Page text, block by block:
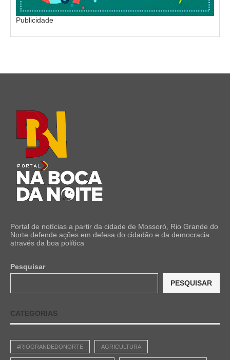
Publicidade
Portal de notícias a partir da cidade de Mossoró, Rio Grande do
Norte defende ações em defesa do cidadão e da democracia
através da boa política
Pesquisar
PESQUISAR
CATEGORIAS
#RIOGRANDEDONORTE AGRICULTURA